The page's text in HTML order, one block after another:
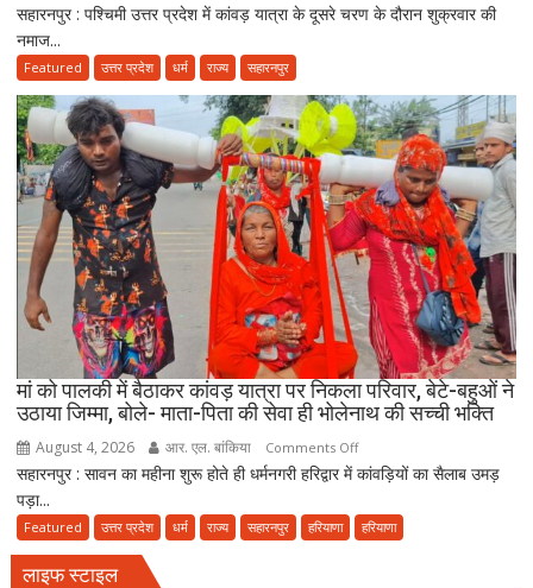
कांवड़
जमीयत-
उलेमा-
ए-
हिन्द
की
अपील,
‘अपने
मोहल्ले
की
मस्जिद
में
पढ़ें
नमाज,
ही
सहारनपुर : पश्चिमी उत्तर प्रदेश में कांवड़ यात्रा के दूसरे चरण के दौरान शुक्रवार की
नमाज...
Featured उत्तर प्रदेश धर्म राज्य सहारनपुर
मां को पालकी में बैठाकर कांवड़ यात्रा पर निकला परिवार, बेटे-बहुओं ने
उठाया जिम्मा, बोले- माता-पिता की सेवा ही भोलेनाथ की सच्ची भक्ति
August 4, 2026 आर. एल. बांकिया Comments Offon
मां
पालकी
सहारनपुर : सावन का महीना शुरू होते ही धर्मनगरी हरिद्वार में कांवड़ियों का सैलाब उमड़
पड़ा...
Featured उत्तर प्रदेश धर्म राज्य सहारनपुर हरियाणा हरियाणा
लाइफ स्टाइल